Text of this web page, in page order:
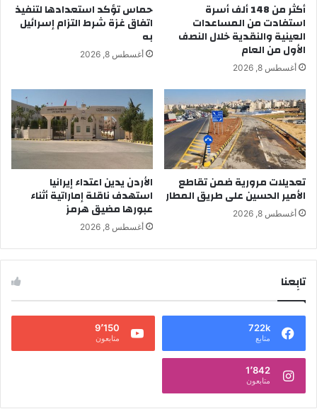
أكثر من 148 ألف أسرة
استفادت من المساعدات
العينية والنقدية خلال النصف
الأول من العام
أغسطس 8, 2026
حماس تؤكد استعدادها لتنفيذ
اتفاق غزة شرط التزام إسرائيل
به
أغسطس 8, 2026
تعديلات مرورية ضمن تقاطع
الأمير الحسين على طريق المطار
أغسطس 8, 2026
الأردن يدين اعتداء إيرانيا
استهدف ناقلة إماراتية أثناء
عبورها مضيق هرمز
أغسطس 8, 2026
تابِعنا
722k
متابع
9٬150
متابعون
1٬842
متابعون